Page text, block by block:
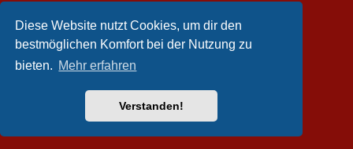
Diese Website nutzt Cookies, um dir den
bestmöglichen Komfort bei der Nutzung zu
bieten. Mehr erfahren
Verstanden!